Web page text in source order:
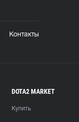
Контакты
DOTA2 MARKET
Купить